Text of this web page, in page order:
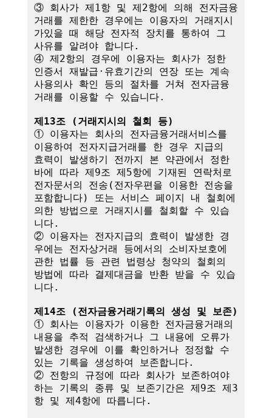
③ 회사가 제1항 및 제2항에 의해 전자금융
거래를 제한한 경우에는 이용자의 거래지시
가있을 때 해당 전자적 장치를 통하여 그
사유를 알려야 합니다.
④ 제2항의 경우에 이용자는 회사가 정한
인증서 재발급·유효기간의 연장 또는 계속
사용의사 확인 등의 절차를 거쳐 전자금융
거래를 이용할 수 있습니다.
제13조 (거래지시의 철회 등)
① 이용자는 회사의 전자금융거래서비스를
이용하여 전자지급거래를 한 경우 지급의
효력이 발생하기 전까지 본 약관에서 정한
바에 따라 제9조 제5항에 기재된 연락처로
전자문서의 전송(전자우편을 이용한 전송을
포함합니다) 또는 서비스 페이지 내 철회에
의한 방법으로 거래지시를 철회할 수 있습
니다.
② 이용자는 전자지급의 효력이 발생한 경
우에는 전자상거래 등에서의 소비자보호에
관한 법률 등 관련 법령상 청약의 철회의
방법에 따라 결제대금을 반환 받을 수 있습
니다.
제14조 (전자금융거래기록의 생성 및 보존)
① 회사는 이용자가 이용한 전자금융거래의
내용을 추적 검색하거나 그 내용에 오류가
발생한 경우에 이를 확인하거나 정정할 수
있는 기록을 생성하여 보존합니다.
② 전항의 규정에 따라 회사가 보존하여야
하는 기록의 종류 및 보존기간은 제9조 제3
항 및 제4항에 따릅니다.